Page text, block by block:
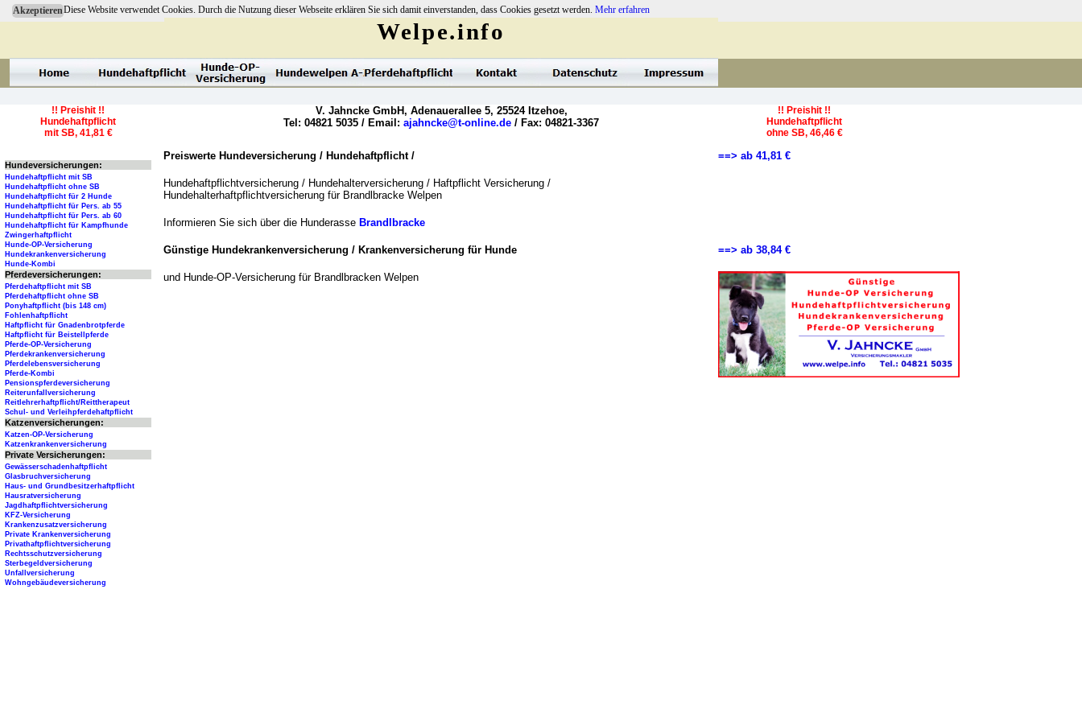
AkzeptierenDiese Website verwendet Cookies. Durch die Nutzung dieser Webseite erklären Sie sich damit einverstanden, dass Cookies gesetzt werden. Mehr erfahren
Preiswerte Hundeversicherung / Hundehaftpflicht /
Hundehaftpflichtversicherung / Hundehalterversicherung / Haftpflicht Versicherung /
Hundehalterhaftpflichtversicherung für Brandlbracke Welpen
Informieren Sie sich über die Hunderasse Brandlbracke
Günstige Hundekrankenversicherung / Krankenversicherung für Hunde
und Hunde-OP-Versicherung für Brandlbracken Welpen
==> ab 41,81 €
==> ab 38,84 €
Welpe.info
V. Jahncke GmbH, Adenauerallee 5, 25524 Itzehoe,
Tel: 04821 5035 / Email: ajahncke@t-online.de / Fax: 04821-3367
!! Preishit !!
Hundehaftpflicht
mit SB, 41,81 €
!! Preishit !!
Hundehaftpflicht
ohne SB, 46,46 €
Hundeversicherungen:
Hundehaftpflicht mit SB
Hundehaftpflicht ohne SB
Hundehaftpflicht für 2 Hunde
Hundehaftpflicht für Pers. ab 55
Hundehaftpflicht für Pers. ab 60
Hundehaftpflicht für Kampfhunde
Zwingerhaftpflicht
Hunde-OP-Versicherung
Hundekrankenversicherung
Hunde-Kombi
Pferdeversicherungen:
Pferdehaftpflicht mit SB
Pferdehaftpflicht ohne SB
Ponyhaftpflicht (bis 148 cm)
Fohlenhaftpflicht
Haftpflicht für Gnadenbrotpferde
Haftpflicht für Beistellpferde
Pferde-OP-Versicherung
Pferdekrankenversicherung
Pferdelebensversicherung
Pferde-Kombi
Pensionspferdeversicherung
Reiterunfallversicherung
Reitlehrerhaftpflicht/Reittherapeut
Schul- und Verleihpferdehaftpflicht
Katzenversicherungen:
Katzen-OP-Versicherung
Katzenkrankenversicherung
Private Versicherungen:
Gewässerschadenhaftpflicht
Glasbruchversicherung
Haus- und Grundbesitzerhaftpflicht
Hausratversicherung
Jagdhaftpflichtversicherung
KFZ-Versicherung
Krankenzusatzversicherung
Private Krankenversicherung
Privathaftpflichtversicherung
Rechtsschutzversicherung
Sterbegeldversicherung
Unfallversicherung
Wohngebäudeversicherung